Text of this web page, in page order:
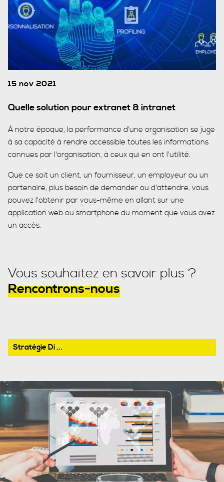
15 nov 2021
Quelle solution pour extranet & intranet
À notre époque, la performance d'une organisation se juge
à sa capacité à rendre accessible toutes les informations
connues par l'organisation, à ceux qui en ont l'utilité.
Que ce soit un client, un fournisseur, un employeur ou un
partenaire, plus besoin de demander ou d'attendre, vous
pouvez l'obtenir par vous-même en allant sur une
application web ou smartphone du moment que vous avez
un accès.
Vous souhaitez en savoir plus ?
Rencontrons-nous
Stratégie Di ...